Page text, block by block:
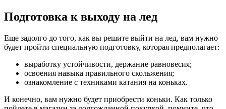
Подготовка к выходу на лед
Еще задолго до того, как вы решите выйти на лед, вам нужно
будет пройти специальную подготовку, которая предполагает:
выработку устойчивости, держание равновесия;
освоения навыка правильного скольжения;
ознакомление с техниками катания на коньках.
И конечно, вам нужно будет приобрести коньки. Как только